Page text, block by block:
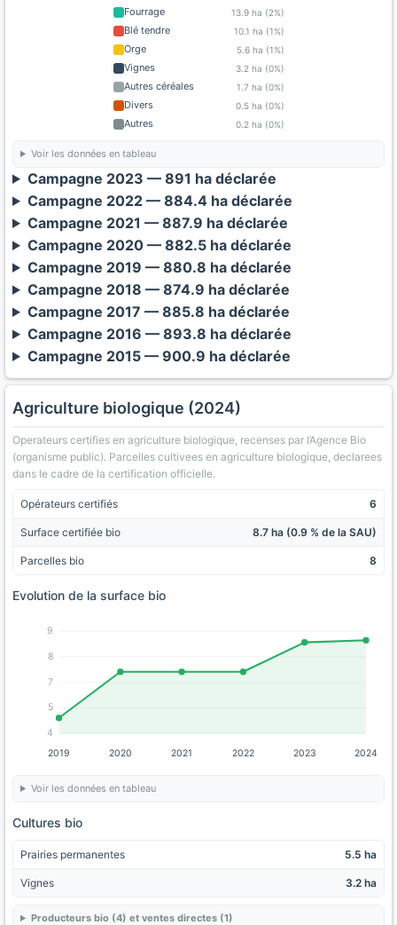
Fourrage 13.9 ha (2%)
Blé tendre 10.1 ha (1%)
Orge 5.6 ha (1%)
Vignes 3.2 ha (0%)
Autres céréales 1.7 ha (0%)
Divers 0.5 ha (0%)
Autres 0.2 ha (0%)
Voir les données en tableau
Campagne 2023 — 891 ha déclarée
Campagne 2022 — 884.4 ha déclarée
Campagne 2021 — 887.9 ha déclarée
Campagne 2020 — 882.5 ha déclarée
Campagne 2019 — 880.8 ha déclarée
Campagne 2018 — 874.9 ha déclarée
Campagne 2017 — 885.8 ha déclarée
Campagne 2016 — 893.8 ha déclarée
Campagne 2015 — 900.9 ha déclarée
Agriculture biologique (2024)
Operateurs certifies en agriculture biologique, recenses par l’Agence Bio
(organisme public). Parcelles cultivees en agriculture biologique, declarees
dans le cadre de la certification officielle.
Opérateurs certifiés 6
Surface certifiée bio 8.7 ha (0.9 % de la SAU)
Parcelles bio 8
Evolution de la surface bio
4
5
7
8
9
2019 2020 2021 2022 2023 2024
Voir les données en tableau
Cultures bio
Prairies permanentes 5.5 ha
Vignes 3.2 ha
Producteurs bio (4) et ventes directes (1)